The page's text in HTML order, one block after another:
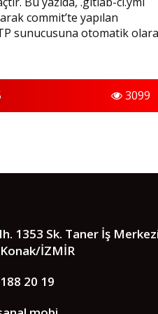
commit’te yapılan
sunucusuna otomatik
anlatacağız.
3099
1353 Sk. Taner İş Merkezi
İZMİR
20 19